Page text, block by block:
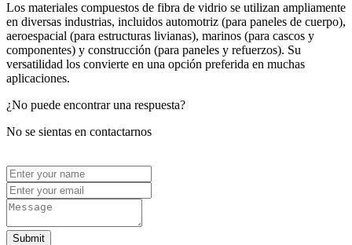
Los materiales compuestos de fibra de vidrio se utilizan ampliamente
en diversas industrias, incluidos automotriz (para paneles de cuerpo),
aeroespacial (para estructuras livianas), marinos (para cascos y
componentes) y construcción (para paneles y refuerzos). Su
versatilidad los convierte en una opción preferida en muchas
aplicaciones.
¿No puede encontrar una respuesta?
No se sientas en contactarnos
Submit